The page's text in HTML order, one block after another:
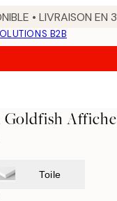
• LIVRAISON EN
B2B
Affiche
Toile